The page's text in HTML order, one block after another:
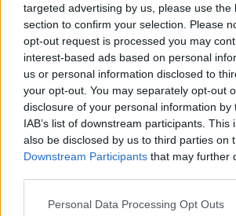
targeted advertising by us, please use the
section to confirm your selection. Please
opt-out request is processed you may
interest-based ads based on personal
us or personal information disclosed to
your opt-out. You may separately opt-out
disclosure of your personal information by
IAB’s list of downstream participants. This
also be disclosed by us to third parties on
Downstream Participants that may further
Personal Data Processing Opt Outs
παιδικών σταθμών, ιδιαίτερα στις
Δυτικής Λέσβου, προσφέροντας
συνθήκες φροντίδας για τα παιδιά
οικογένειες που βασίζονται στις
κοινωνικές υπηρεσίες.
Δείτε περισσότερα άρθρα μας στα
αναζήτησης